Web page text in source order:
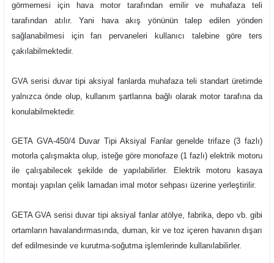
görmemesi için hava motor tarafından emilir ve muhafaza teli
tarafından atılır. Yani hava akış yönünün talep edilen yönden
sağlanabilmesi için fan pervaneleri kullanıcı talebine göre ters
çakılabilmektedir.
GVA serisi duvar tipi aksiyal fanlarda muhafaza teli standart üretimde
yalnızca önde olup, kullanım şartlarına bağlı olarak motor tarafına da
konulabilmektedir.
GETA GVA-450/4 Duvar Tipi Aksiyal Fanlar genelde trifaze (3 fazlı)
motorla çalışmakta olup, isteğe göre monofaze (1 fazlı) elektrik motoru
ile çalışabilecek şekilde de yapılabilirler. Elektrik motoru kasaya
montajı yapılan çelik lamadan imal motor sehpası üzerine yerleştirilir.
GETA GVA serisi duvar tipi aksiyal fanlar atölye, fabrika, depo vb. gibi
ortamların havalandırmasında, duman, kir ve toz içeren havanın dışarı
def edilmesinde ve kurutma-soğutma işlemlerinde kullanılabilirler.